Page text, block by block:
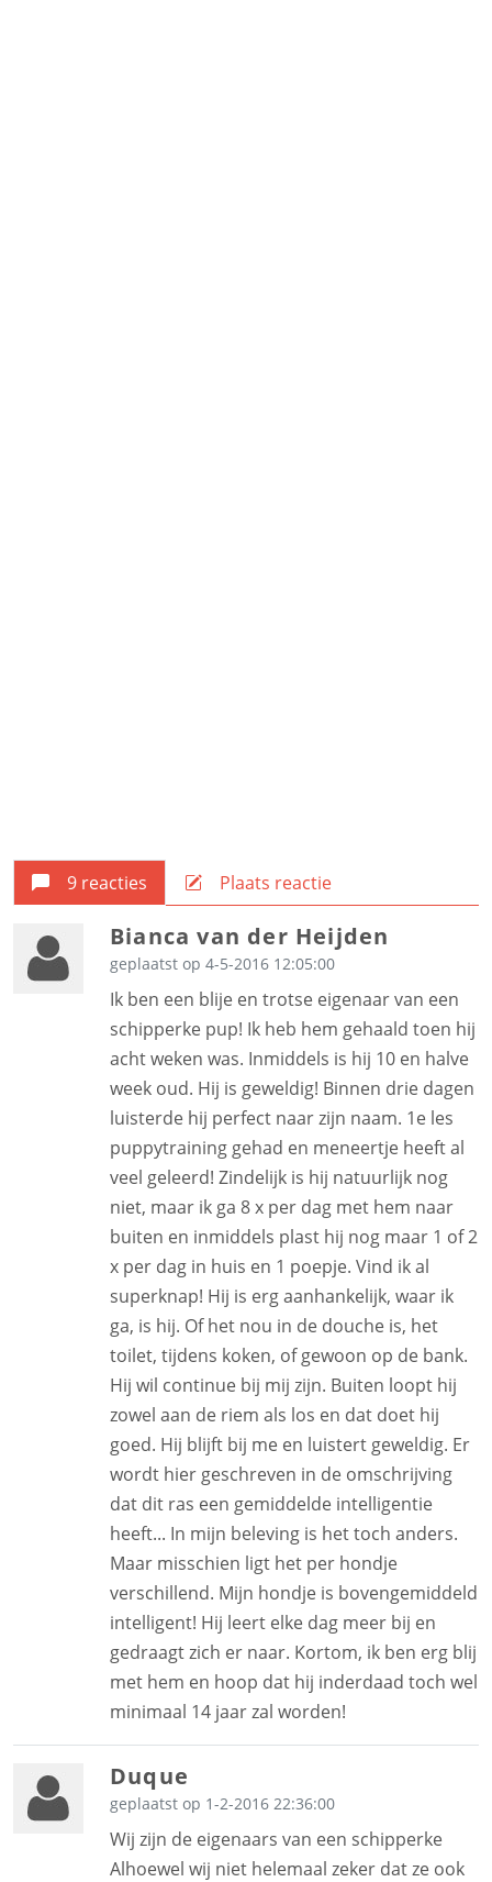
9 reacties Plaats reactie
Bianca van der Heijden
geplaatst op 4-5-2016 12:05:00
Ik ben een blije en trotse eigenaar van een
schipperke pup! Ik heb hem gehaald toen hij
acht weken was. Inmiddels is hij 10 en halve
week oud. Hij is geweldig! Binnen drie dagen
luisterde hij perfect naar zijn naam. 1e les
puppytraining gehad en meneertje heeft al
veel geleerd! Zindelijk is hij natuurlijk nog
niet, maar ik ga 8 x per dag met hem naar
buiten en inmiddels plast hij nog maar 1 of 2
x per dag in huis en 1 poepje. Vind ik al
superknap! Hij is erg aanhankelijk, waar ik
ga, is hij. Of het nou in de douche is, het
toilet, tijdens koken, of gewoon op de bank.
Hij wil continue bij mij zijn. Buiten loopt hij
zowel aan de riem als los en dat doet hij
goed. Hij blijft bij me en luistert geweldig. Er
wordt hier geschreven in de omschrijving
dat dit ras een gemiddelde intelligentie
heeft... In mijn beleving is het toch anders.
Maar misschien ligt het per hondje
verschillend. Mijn hondje is bovengemiddeld
intelligent! Hij leert elke dag meer bij en
gedraagt zich er naar. Kortom, ik ben erg blij
met hem en hoop dat hij inderdaad toch wel
minimaal 14 jaar zal worden!
Duque
geplaatst op 1-2-2016 22:36:00
Wij zijn de eigenaars van een schipperke
Alhoewel wij niet helemaal zeker dat ze ook